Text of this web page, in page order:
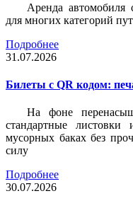
Аренда автомобиля
для многих категорий
Подробнее
31.07.2026
Билеты c QR кодом:
На фоне
стандартные
мусорных баках без
силу
Подробнее
30.07.2026